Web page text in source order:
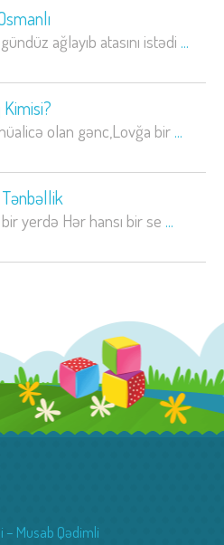
ağlayıb atasını istədi ...
Kimisi?
olan gənc,Lovğa bir ...
Tənbəllik
yerdə Hər hansı bir se ...
– Musab Qədimli